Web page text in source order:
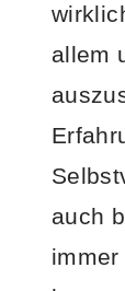
allem
auch